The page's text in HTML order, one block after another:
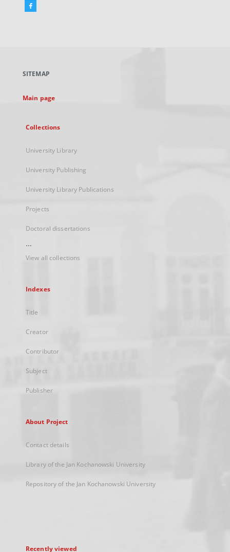
Facebook
new
SITEMAP
Main page
Collections
University Library
University Publishing
University Library Publications
Projects
Doctoral dissertations
...
View all collections
Indexes
Title
Creator
Contributor
Subject
Publisher
About Project
Contact details
Library of the Jan Kochanowski University
Repository of the Jan Kochanowski University
Recently viewed